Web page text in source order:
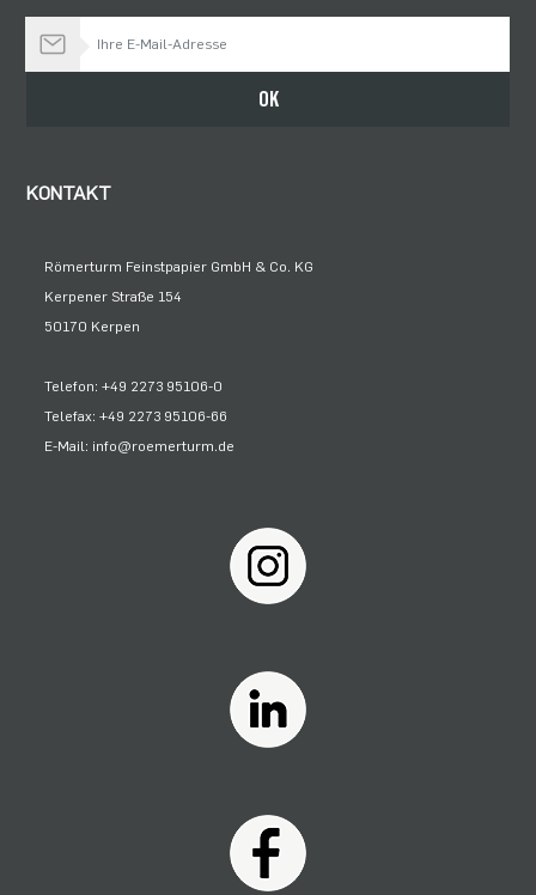
OK
KONTAKT
Römerturm Feinstpapier GmbH & Co. KG
Kerpener Straße 154
50170 Kerpen
Telefon: +49 2273 95106-0
Telefax: +49 2273 95106-66
E-Mail: info@roemerturm.de